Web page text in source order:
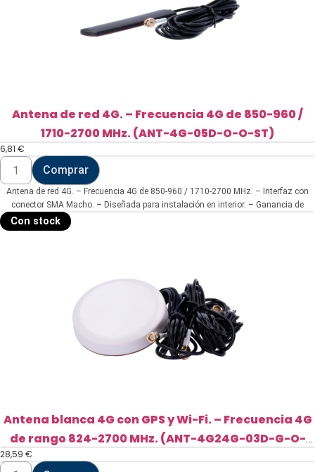
Antena de red 4G. – Frecuencia 4G de 850-960 /
1710-2700 MHz. (ANT-4G-05D-O-O-ST)
6,81 €
Antena
red
4G.
Frecuencia
4G
Comprar
Antena de red 4G. – Frecuencia 4G de 850-960 / 1710-2700 MHz. – Interfaz con
conector SMA Macho. – Diseñada para instalación en interior. – Ganancia de
antena 4G de 5 dBi. – Incluye cable RG174 de 3 metros de longitud.
Con stock
Antena blanca 4G con GPS y Wi-Fi. – Frecuencia 4G
de rango 824-2700 MHz. (ANT-4G24G-03D-G-O-
ORV-W)
28,59 €
Antena